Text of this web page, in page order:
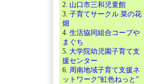
2. 山口市三和児童館
3. 子育てサークル 菜の花
畑
4. 生活協同組合コープや
まぐち
5. 大学院幼児園子育て支
援センター
6. 周南地域子育て支援ネ
ットワーク”虹色ねっと”